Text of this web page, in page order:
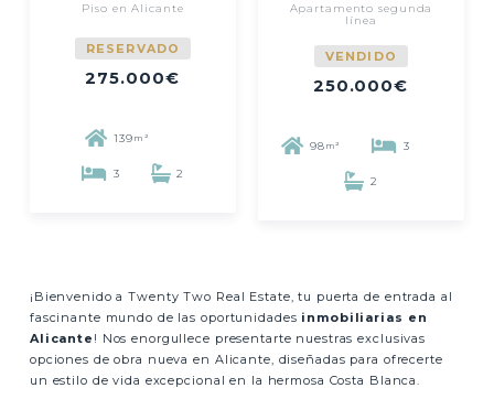
Piso en Alicante
RESERVADO
275.000€
139 m²
3 2
Apartamento segunda
línea
VENDIDO
250.000€
98 m² 3
2
¡Bienvenido a Twenty Two Real Estate, tu puerta de entrada al
fascinante mundo de las oportunidades inmobiliarias en
Alicante ! Nos enorgullece presentarte nuestras exclusivas
opciones de obra nueva en Alicante, diseñadas para ofrecerte
un estilo de vida excepcional en la hermosa Costa Blanca.